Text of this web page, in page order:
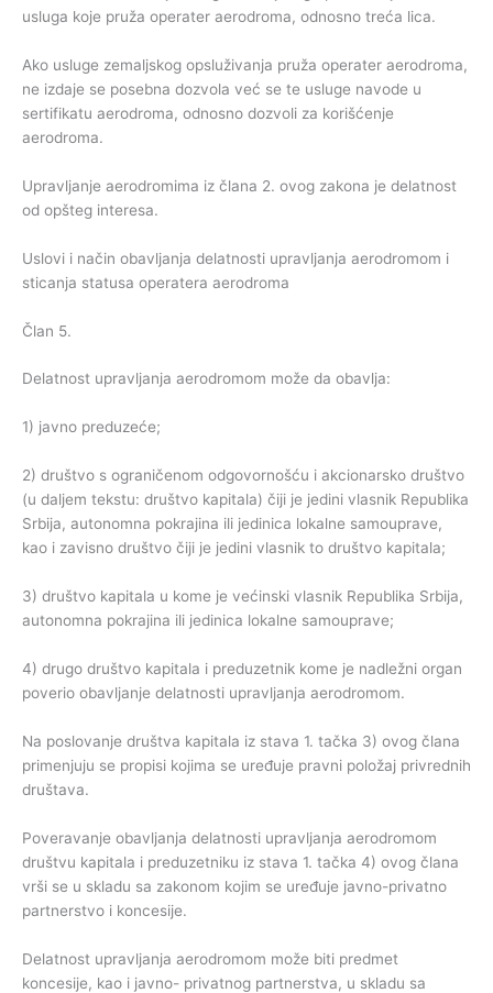
usluga koje pruža operater aerodroma, odnosno treća lica.
Ako usluge zemaljskog opsluživanja pruža operater aerodroma,
ne izdaje se posebna dozvola već se te usluge navode u
sertifikatu aerodroma, odnosno dozvoli za korišćenje
aerodroma.
Upravljanje aerodromima iz člana 2. ovog zakona je delatnost
od opšteg interesa.
Uslovi i način obavljanja delatnosti upravljanja aerodromom i
sticanja statusa operatera aerodroma
Član 5.
Delatnost upravljanja aerodromom može da obavlja:
1) javno preduzeće;
2) društvo s ograničenom odgovornošću i akcionarsko društvo
(u daljem tekstu: društvo kapitala) čiji je jedini vlasnik Republika
Srbija, autonomna pokrajina ili jedinica lokalne samouprave,
kao i zavisno društvo čiji je jedini vlasnik to društvo kapitala;
3) društvo kapitala u kome je većinski vlasnik Republika Srbija,
autonomna pokrajina ili jedinica lokalne samouprave;
4) drugo društvo kapitala i preduzetnik kome je nadležni organ
poverio obavljanje delatnosti upravljanja aerodromom.
Na poslovanje društva kapitala iz stava 1. tačka 3) ovog člana
primenjuju se propisi kojima se uređuje pravni položaj privrednih
društava.
Poveravanje obavljanja delatnosti upravljanja aerodromom
društvu kapitala i preduzetniku iz stava 1. tačka 4) ovog člana
vrši se u skladu sa zakonom kojim se uređuje javno-privatno
partnerstvo i koncesije.
Delatnost upravljanja aerodromom može biti predmet
koncesije, kao i javno- privatnog partnerstva, u skladu sa